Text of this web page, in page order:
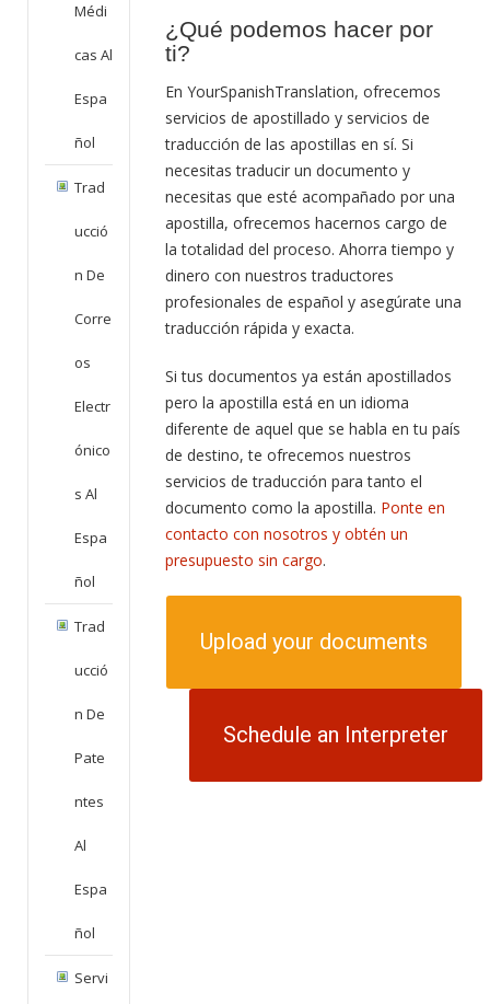
¿Qué podemos hacer por
ti?
En YourSpanishTranslation, ofrecemos
servicios de apostillado y servicios de
traducción de las apostillas en sí. Si
necesitas traducir un documento y
necesitas que esté acompañado por una
apostilla, ofrecemos hacernos cargo de
la totalidad del proceso. Ahorra tiempo y
dinero con nuestros traductores
profesionales de español y asegúrate una
traducción rápida y exacta.
Si tus documentos ya están apostillados
pero la apostilla está en un idioma
diferente de aquel que se habla en tu país
de destino, te ofrecemos nuestros
servicios de traducción para tanto el
documento como la apostilla. Ponte en
contacto con nosotros y obtén un
presupuesto sin cargo.
Upload your documents
Schedule an Interpreter
Médi
Cas Al
Espa
Ñol
Trad
Ucció
N De
Corre
Os
Electr
Ónico
S Al
Espa
Ñol
Trad
Ucció
N De
Pate
Ntes
Al
Espa
Ñol
Servi